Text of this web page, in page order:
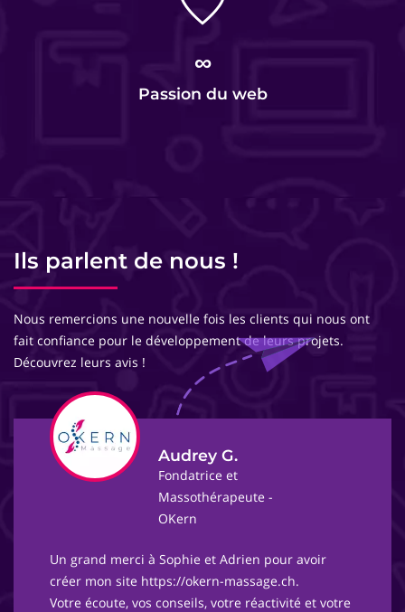
∞
Passion du web
Ils parlent de nous !
Nous remercions une nouvelle fois les clients qui nous ont
fait confiance pour le développement de leurs projets.
Découvrez leurs avis !
Audrey G.
Fondatrice et
Massothérapeute -
OKern
Un grand merci à Sophie et Adrien pour avoir
créer mon site https://okern-massage.ch.
Votre écoute, vos conseils, votre réactivité et votre